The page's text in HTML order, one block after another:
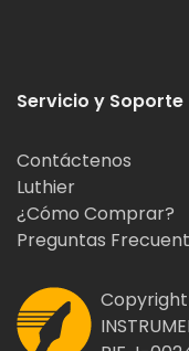
Servicio y Soporte
Contáctenos
Luthier
¿Cómo Comprar?
Preguntas